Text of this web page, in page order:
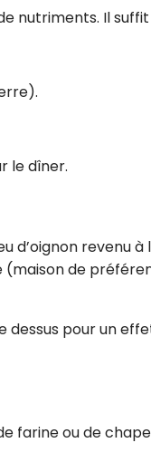
nutriments. Il suffit
le dîner.
d’oignon revenu à
(maison de
dessus pour un
farine ou de